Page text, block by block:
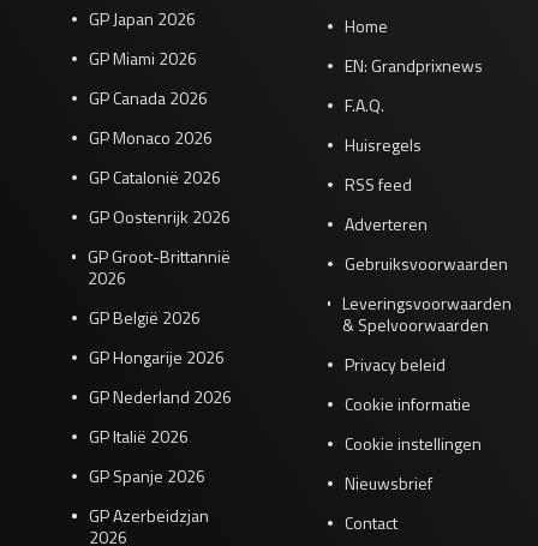
GP Japan 2026
GP Miami 2026
GP Canada 2026
GP Monaco 2026
GP Catalonië 2026
GP Oostenrijk 2026
GP Groot-Brittannië
2026
GP België 2026
GP Hongarije 2026
GP Nederland 2026
GP Italië 2026
GP Spanje 2026
GP Azerbeidzjan
2026
Home
EN: Grandprixnews
F.A.Q.
Huisregels
RSS feed
Adverteren
Gebruiksvoorwaarden
Leveringsvoorwaarden
& Spelvoorwaarden
Privacy beleid
Cookie informatie
Cookie instellingen
Nieuwsbrief
Contact